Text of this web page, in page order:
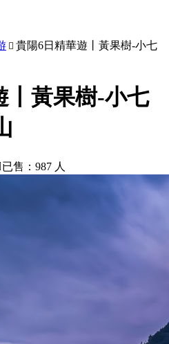
 貴陽6日精華遊丨黃果樹-小七
丨黃果樹-小七
已售：987 人